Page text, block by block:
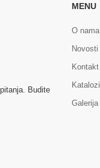
Budite
MENU
O nama
Novosti
Kontakt
Katalozi
Galerija